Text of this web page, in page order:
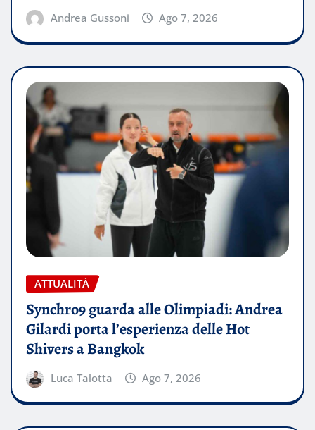
Andrea Gussoni Ago 7, 2026
ATTUALITÀ
Synchro9 guarda alle Olimpiadi: Andrea
Gilardi porta l’esperienza delle Hot
Shivers a Bangkok
Luca Talotta Ago 7, 2026